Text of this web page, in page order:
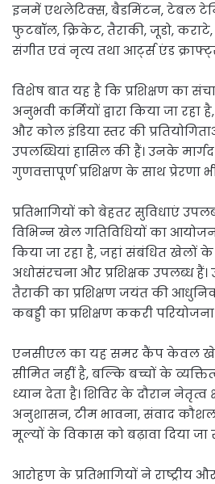
इनमें एथलेटिक्स, बैडमिंटन, टेबल
फुटबॉल, क्रिकेट, तैराकी, जूडो,
संगीत एवं नृत्य तथा आर्ट्स एंड
विशेष बात यह है कि प्रशिक्षण का
अनुभवी कर्मियों द्वारा किया जा
और कोल इंडिया स्तर की
उपलब्धियां हासिल की हैं। उनके
गुणवत्तापूर्ण प्रशिक्षण के साथ प्रेरणा
प्रतिभागियों को बेहतर सुविधाएं
विभिन्न खेल गतिविधियों का
किया जा रहा है, जहां संबंधित खेलों
अधोसंरचना और प्रशिक्षक उपलब्ध हैं।
तैराकी का प्रशिक्षण जयंत की
कबड्डी का प्रशिक्षण ककरी
एनसीएल का यह समर कैंप केवल
सीमित नहीं है, बल्कि बच्चों के
ध्यान देता है। शिविर के दौरान नेतृत्व
अनुशासन, टीम भावना, संवाद
मूल्यों के विकास को बढ़ावा दिया जा
आरोहण के प्रतिभागियों ने राष्ट्रीय